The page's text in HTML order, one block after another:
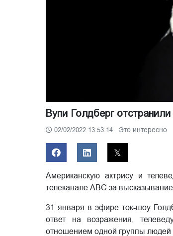
Вупи Голдберг
02/02/2022 13:53:14 Это интересно
Американскую актрису и
телеканале ABC за
31 января в эфире ток-шоу
ответ на возражения,
отношением одной группы